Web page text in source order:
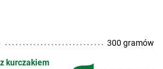
300 gramów
kurczakiem